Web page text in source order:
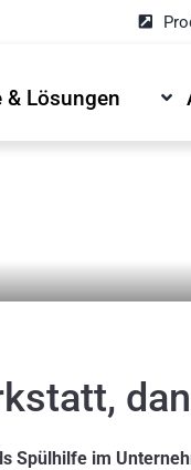
& Lösungen
Spülhilfe im